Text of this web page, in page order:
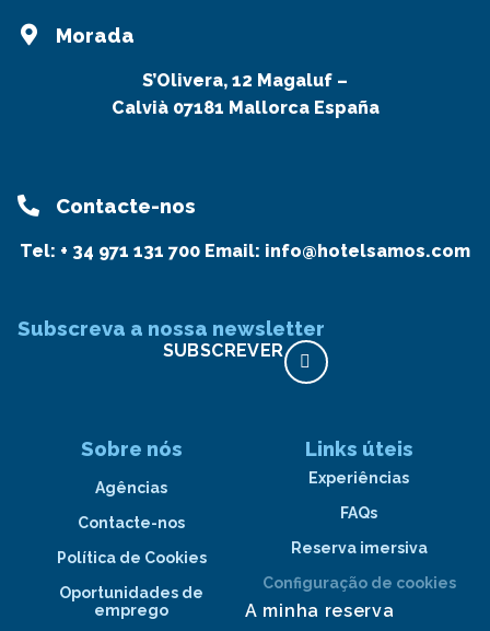
Morada
S’Olivera, 12 Magaluf –
Calvià 07181 Mallorca España
Contacte-nos
Tel: + 34 971 131 700 Email: info@hotelsamos.com
Subscreva a nossa newsletter
SUBSCREVER
Sobre nós
Agências
Contacte-nos
Política de Cookies
Oportunidades de
emprego
Links úteis
Experiências
FAQs
Reserva imersiva
Configuração de cookies
A minha reserva